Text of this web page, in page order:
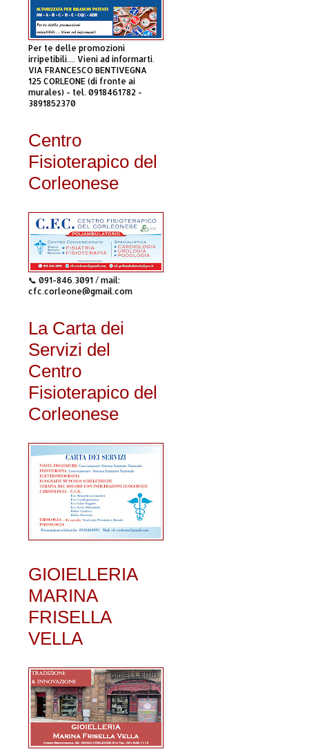
Per te delle promozioni
irripetibili.... Vieni ad informarti.
VIA FRANCESCO BENTIVEGNA
125 CORLEONE (di fronte ai
murales) - tel. 0918461782 -
3891852370
Centro
Fisioterapico del
Corleonese
📞 091-846.3091 / mail:
cfc.corleone@gmail.com
La Carta dei
Servizi del
Centro
Fisioterapico del
Corleonese
GIOIELLERIA
MARINA
FRISELLA
VELLA